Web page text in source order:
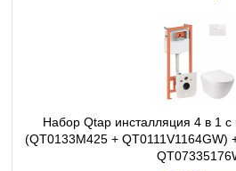
Набор Qtap инсталляция 4 в 1
(QT0133M425 + QT0111V1164GW)